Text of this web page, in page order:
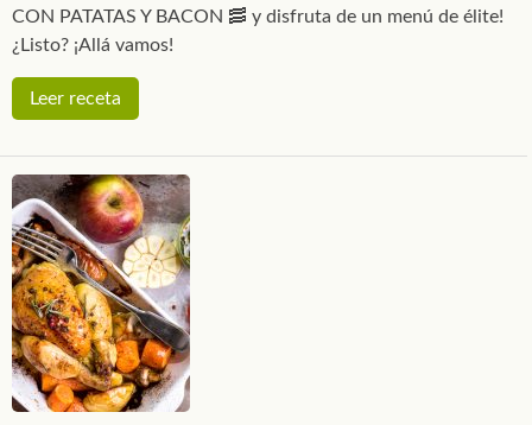
CON PATATAS Y BACON 🥓 y disfruta de un menú de élite!
¿Listo? ¡Allá vamos!
Leer receta